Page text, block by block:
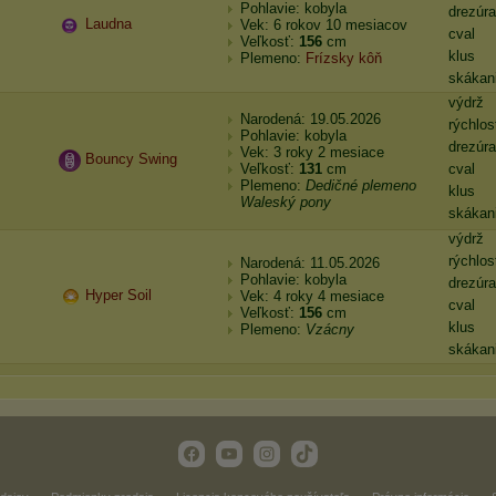
Laudna
Pohlavie: kobyla
Vek: 6 rokov 10 mesiacov
Veľkosť: 156 cm
Plemeno: Frízsky kôň
drezúra
cval
klus
Bouncy Swing
Narodená: 19.05.2026
Pohlavie: kobyla
Vek: 3 roky 2 mesiace
Veľkosť: 131 cm
Plemeno: Dedičné plemeno
Waleský pony
výdrž
drezúra
cval
klus
Hyper Soil
Narodená: 11.05.2026
Pohlavie: kobyla
Vek: 4 roky 4 mesiace
Veľkosť: 156 cm
Plemeno: Vzácny
výdrž
drezúra
cval
klus